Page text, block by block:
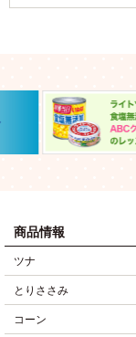
商品情報
ツナ
とりささみ
コーン